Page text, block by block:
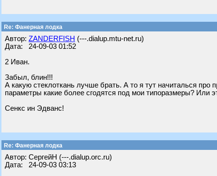
Re: Фанерная лодка
Автор: ZANDERFISH (---.dialup.mtu-net.ru)
Дата: 24-09-03 01:52
2 Иван.
Забыл, блин!!!
А какую стеклоткань лучше брать. А то я тут начиталься
параметры какие более сгодятся под мои типоразмеры? Или
Сенкс ин Эдванс!
Re: Фанерная лодка
Автор: СергейН (---.dialup.orc.ru)
Дата: 24-09-03 03:13